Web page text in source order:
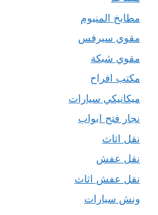
مطابخ المنيوم
مقوي سيرفس
مقوي شبكة
مكتب افراح
ميكانيكي سيارات
نجار فتح ابواب
نقل اثاث
نقل عفش
نقل عفش اثاث
ونش سيارات